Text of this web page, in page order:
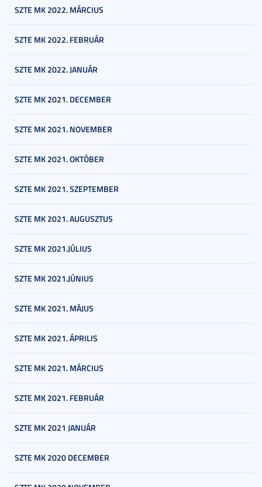
SZTE MK 2022. MÁRCIUS
SZTE MK 2022. FEBRUÁR
SZTE MK 2022. JANUÁR
SZTE MK 2021. DECEMBER
SZTE MK 2021. NOVEMBER
SZTE MK 2021. OKTÓBER
SZTE MK 2021. SZEPTEMBER
SZTE MK 2021. AUGUSZTUS
SZTE MK 2021.JÚLIUS
SZTE MK 2021.JÚNIUS
SZTE MK 2021. MÁJUS
SZTE MK 2021. ÁPRILIS
SZTE MK 2021. MÁRCIUS
SZTE MK 2021. FEBRUÁR
SZTE MK 2021 JANUÁR
SZTE MK 2020 DECEMBER